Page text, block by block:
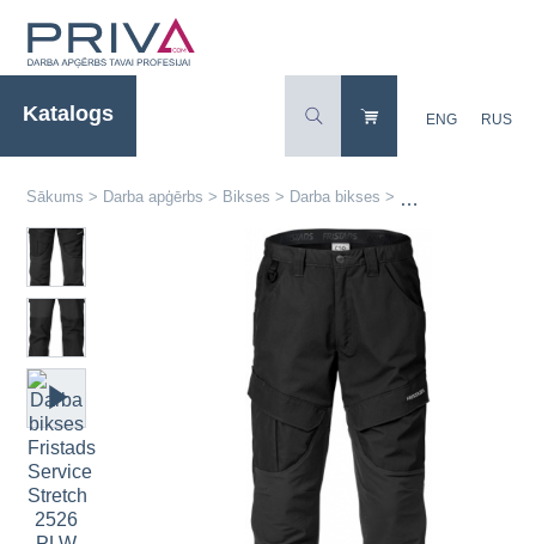
Katalogs ENG RUS
Sākums > Darba apģērbs > Bikses > Darba bikses >